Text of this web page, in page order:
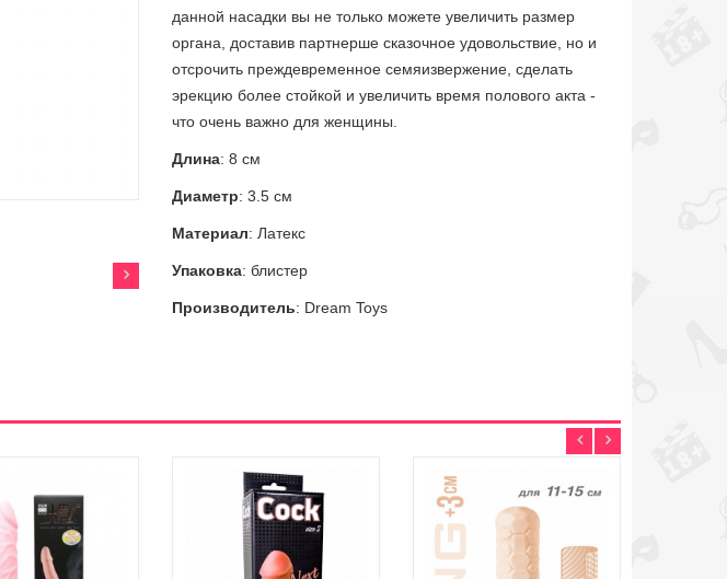
данной насадки вы не только можете увеличить размер
органа, доставив партнерше сказочное удовольствие, но и
отсрочить преждевременное семяизвержение, сделать
эрекцию более стойкой и увеличить время полового акта -
что очень важно для женщины.
Длина: 8 см
Диаметр: 3.5 см
Материал: Латекс
Упаковка: блистер
Производитель: Dream Toys